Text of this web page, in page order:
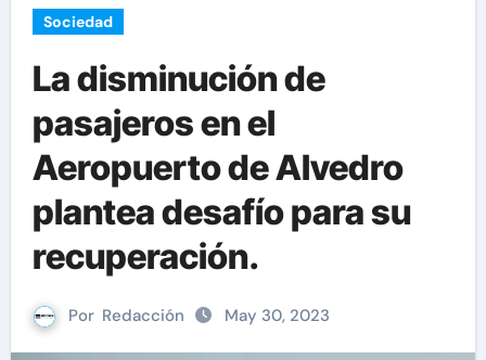
Sociedad
La disminución de
pasajeros en el
Aeropuerto de Alvedro
plantea desafío para su
recuperación.
Por Redacción May 30, 2023